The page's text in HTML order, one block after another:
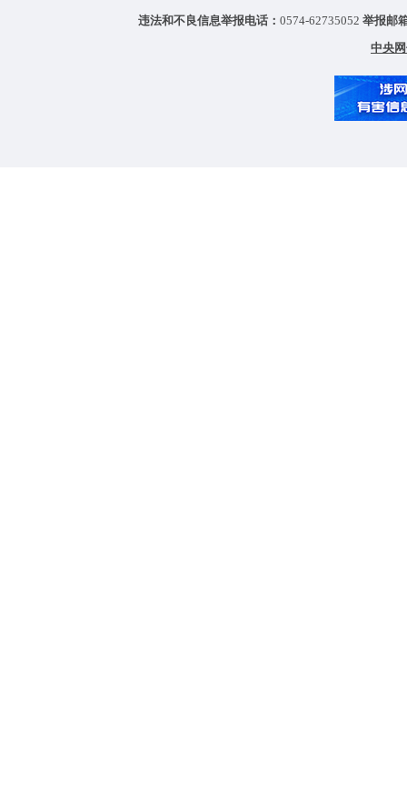
违法和不良信息举报电话： 0574-62735052 举报邮
中央